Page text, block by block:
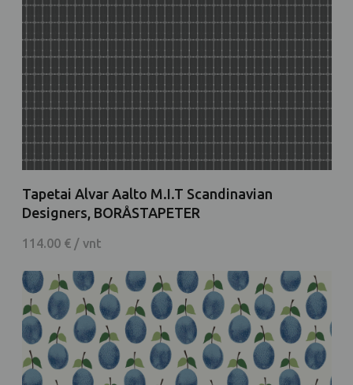
Tapetai Alvar Aalto M.I.T Scandinavian
Designers, BORÅSTAPETER
114.00 € / vnt